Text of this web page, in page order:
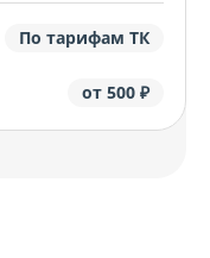
По тарифам ТК
от 500 ₽